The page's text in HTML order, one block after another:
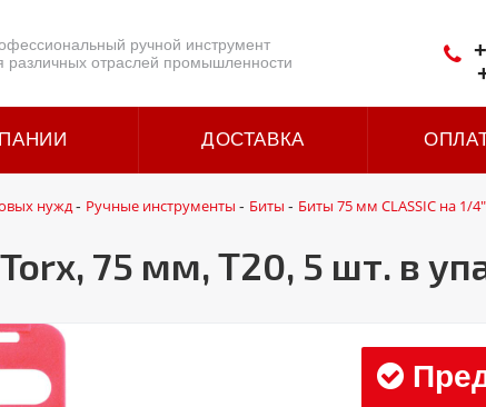
ручной инструмент
различных отраслей промышленности
ДОСТАВКА
нужд- Ручные инструменты - Биты - Биты 75 мм CLASSIC на 1/4"
75 мм, Т20, 5 шт. в